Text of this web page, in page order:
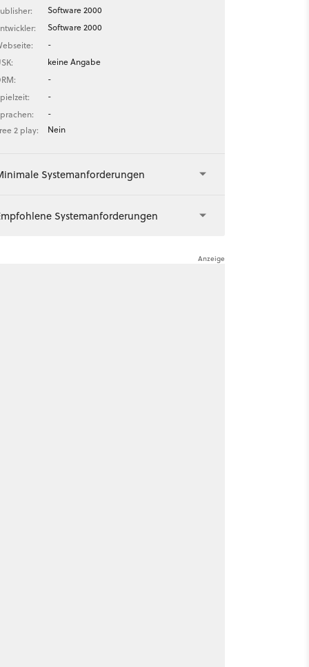
Software 2000
Software 2000
-
keine Angabe
-
-
-
2 play:
Nein
Systemanforderungen
Systemanforderungen